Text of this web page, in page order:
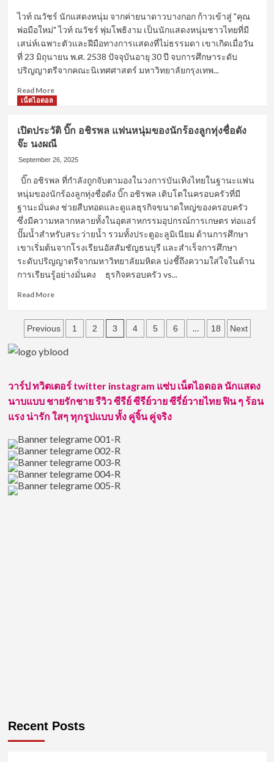
หนุ่ม
ซี
รีส์
ที่
ผัน
ตัว
CEO
ไวท์ ณวัชร์ นักแสดงหนุ่ม จากค่ายนาดาวบางกอก ก้าวเข้าสู่ "คุณ
พ่อมือใหม่" ไวท์ ณวัชร์ พุ่มโพธิงาม เป็นนักแสดงหนุ่มชาวไทยที่มี
เสน่ห์เฉพาะตัวและฝีมือทางการแสดงที่ไม่ธรรมดา เขาเกิดเมื่อวัน
ที่ 23 มิถุนายน พ.ศ. 2538 ปัจจุบันอายุ 30 ปี จบการศึกษาระดับ
ปริญญาตรีจากคณะนิเทศศาสตร์ มหาวิทยาลัยกรุงเทพ...
Read MoreRead
ไวท์
ณ
วัชร์
นัก
หนุ่ม
จาก
ค่าย
บางกอก
ก้าว
เข้า
สู่
พ่อ
ใหม่”
เน็ตไอดอล
เปิดประวัติ บิ๊ก อชิรพล แฟนหนุ่มของนักร้องลูกทุ่งชื่อดัง
จ๊ะ นงผณี
September 26, 2025
บิ๊ก อชิรพล ที่กำลังถูกจับตามองในวงการบันเทิงไทยในฐานะแฟน
หนุ่มของนักร้องลูกทุ่งชื่อดัง บิ๊ก อชิรพล เติบโตในครอบครัวที่มี
ฐานะมั่นคง ช่วยสืบทอดและดูแลธุรกิจขนาดใหญ่ของครอบครัว
ซึ่งมีความหลากหลายทั้งในอุตสาหกรรมอุปกรณ์การเกษตร ท่อแอร์
ปั๊มน้ำสำหรับสระว่ายน้ำ รวมทั้งประตูอะลูมิเนียม ด้านการศึกษา
เขาเริ่มต้นจากโรงเรียนอัสสัมชัญธนบุรี และสำเร็จการศึกษา
ระดับปริญญาตรีจากมหาวิทยาลัยมหิดล บ่งชี้ถึงความใส่ใจในด้าน
การเรียนรู้อย่างมั่นคง ธุรกิจครอบครัว vs...
Read MoreRead
เปิด
ประวัติ
บิ๊ก
แฟน
หนุ่ม
ของ
นัก
ลูก
ทุ่ง
ชื่อ
ดัง
จ๊ะ
Posts
pagination
Previous 1 2 3 4 5 6 … 18 Next
วาร์ป ทวิตเตอร์ twitter instagram แซ่บ เน็ตไอดอล นักแสดง
นาบแบบ ชายรักชาย รีวิว ซีรีย์ ซีรีย์วาย ซีรี่ย์วายไทย ฟิน ๆ ร้อน
แรง น่ารัก ใสๆ ทุกรูปแบบ ทั้ง คู่จิ้น คู่จริง
Recent Posts